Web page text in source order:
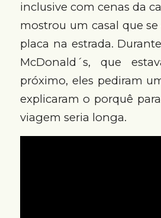
inclusive com cenas da
mostrou um casal que
placa na estrada.
McDonald´s, que
próximo, eles pediram
explicaram o porquê
viagem seria longa.